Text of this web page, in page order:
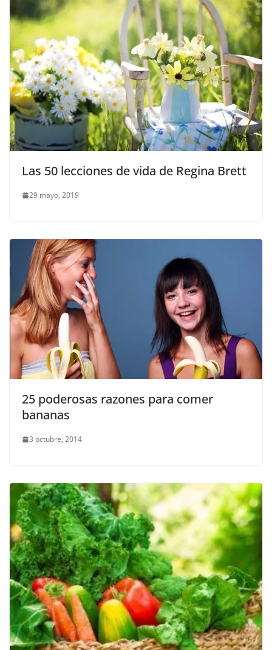
Las 50 lecciones de vida de Regina Brett
29 mayo, 2019
25 poderosas razones para comer
bananas
3 octubre, 2014